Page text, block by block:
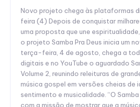
Novo projeto chega às plataformas
feira (4) Depois de conquistar
uma proposta que une
o projeto Samba Pra Deus inicia um
terça-feira, 4 de agosto, chega a
digitais e no YouTube o aguardado
Volume 2, reunindo releituras de
música gospel em versões cheias de
sentimento e musicalidade. “O Samba
com a missão de mostrar que a